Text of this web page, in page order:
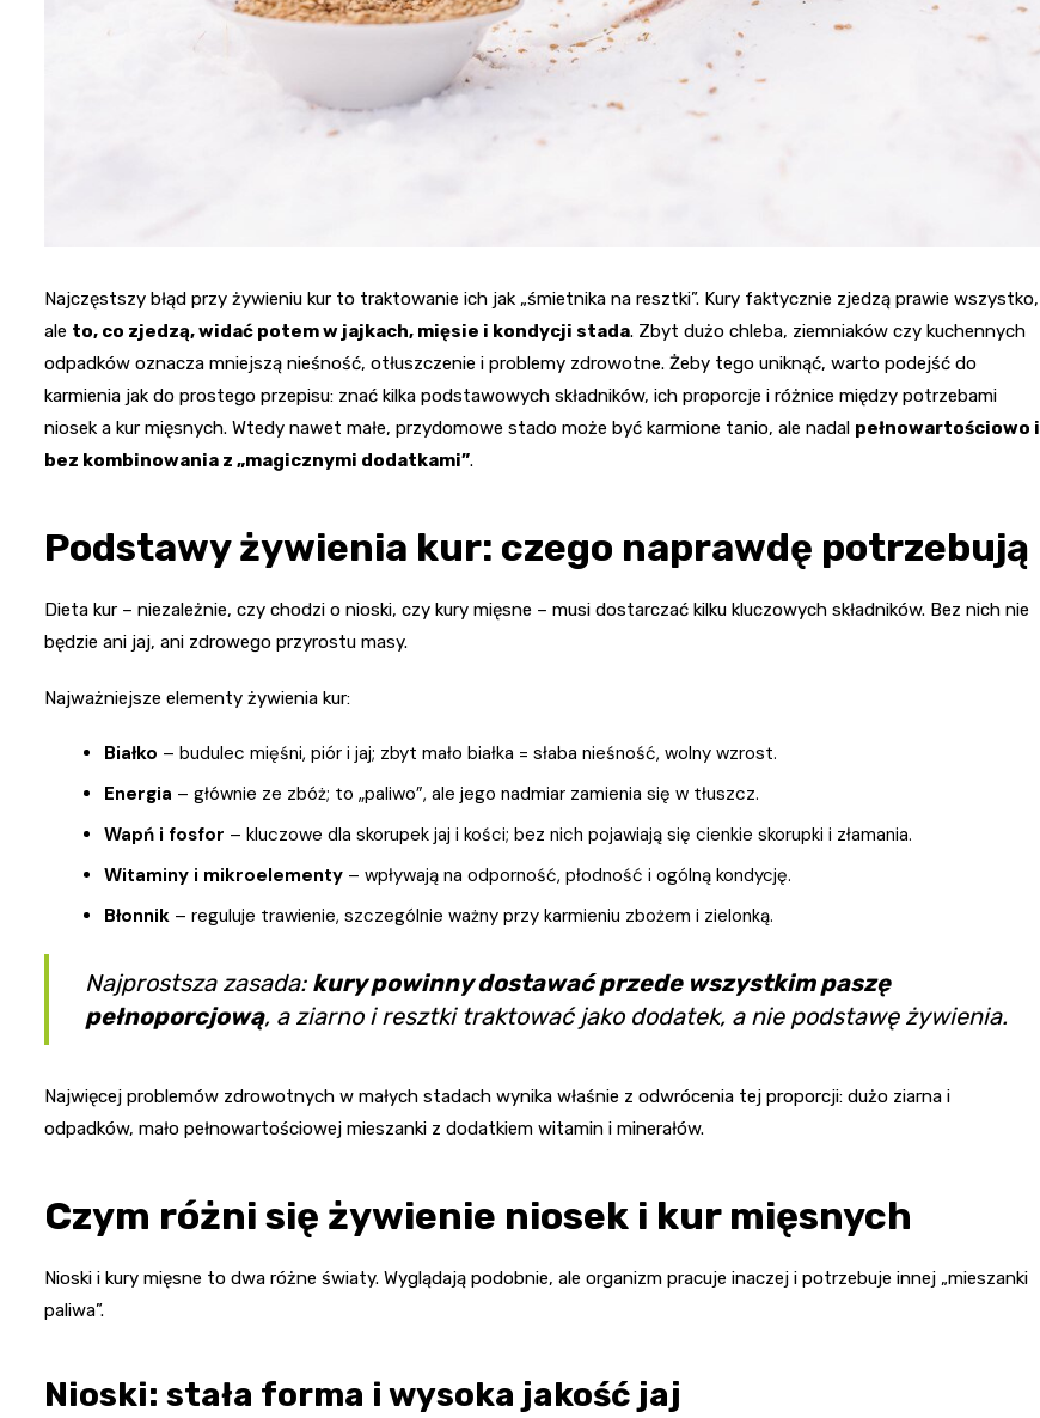
Najczęstszy błąd przy żywieniu kur to traktowanie ich jak „śmietnika na resztki”. Kury faktycznie zjedzą prawie wszystko,
ale to, co zjedzą, widać potem w jajkach, mięsie i kondycji stada. Zbyt dużo chleba, ziemniaków czy kuchennych
odpadków oznacza mniejszą nieśność, otłuszczenie i problemy zdrowotne. Żeby tego uniknąć, warto podejść do
karmienia jak do prostego przepisu: znać kilka podstawowych składników, ich proporcje i różnice między potrzebami
niosek a kur mięsnych. Wtedy nawet małe, przydomowe stado może być karmione tanio, ale nadal pełnowartościowo i
bez kombinowania z „magicz­nymi dodatkami”.
Podstawy żywienia kur: czego naprawdę potrzebują
Dieta kur – niezależnie, czy chodzi o nioski, czy kury mięsne – musi dostarczać kilku kluczowych składników. Bez nich nie
będzie ani jaj, ani zdrowego przyrostu masy.
Najważniejsze elementy żywienia kur:
Białko – budulec mięśni, piór i jaj; zbyt mało białka = słaba nieśność, wolny wzrost.
Energia – głównie ze zbóż; to „paliwo”, ale jego nadmiar zamienia się w tłuszcz.
Wapń i fosfor – kluczowe dla skorupek jaj i kości; bez nich pojawiają się cienkie skorupki i złamania.
Witaminy i mikroelementy – wpływają na odporność, płodność i ogólną kondycję.
Błonnik – reguluje trawienie, szczególnie ważny przy karmieniu zbożem i zielonką.
Najprostsza zasada: kury powinny dostawać przede wszystkim paszę
pełnoporcjową, a ziarno i resztki traktować jako dodatek, a nie podstawę żywienia.
Najwięcej problemów zdrowotnych w małych stadach wynika właśnie z odwrócenia tej proporcji: dużo ziarna i
odpadków, mało pełnowartościowej mieszanki z dodatkiem witamin i minerałów.
Czym różni się żywienie niosek i kur mięsnych
Nioski i kury mięsne to dwa różne światy. Wyglądają podobnie, ale organizm pracuje inaczej i potrzebuje innej „mieszanki
paliwa”.
Nioski: stała forma i wysoka jakość jaj